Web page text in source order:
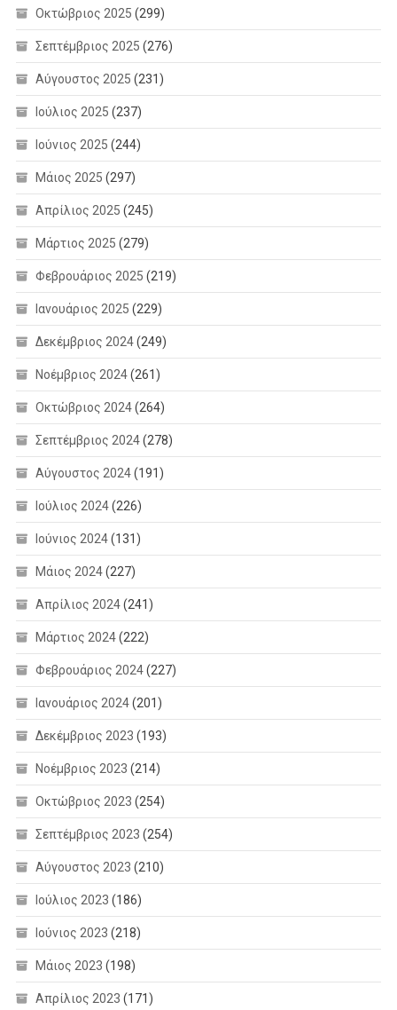
Οκτώβριος 2025 (299)
Σεπτέμβριος 2025 (276)
Αύγουστος 2025 (231)
Ιούλιος 2025 (237)
Ιούνιος 2025 (244)
Μάιος 2025 (297)
Απρίλιος 2025 (245)
Μάρτιος 2025 (279)
Φεβρουάριος 2025 (219)
Ιανουάριος 2025 (229)
Δεκέμβριος 2024(249)
Νοέμβριος 2024(261)
Οκτώβριος 2024(264)
Σεπτέμβριος 2024(278)
Αύγουστος 2024(191)
Ιούλιος 2024(226)
Ιούνιος 2024(131)
Μάιος 2024(227)
Απρίλιος 2024(241)
Μάρτιος 2024(222)
Φεβρουάριος 2024(227)
Ιανουάριος 2024(201)
Δεκέμβριος 2023 (193)
Νοέμβριος 2023 (214)
Οκτώβριος 2023 (254)
Σεπτέμβριος 2023 (254)
Αύγουστος 2023 (210)
Ιούλιος 2023 (186)
Ιούνιος 2023 (218)
Μάιος 2023 (198)
Απρίλιος 2023 (171)